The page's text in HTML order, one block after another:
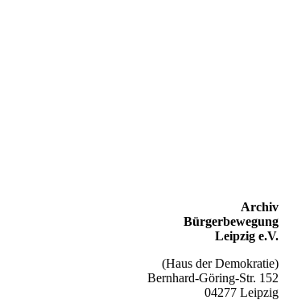
Archiv
Bürgerbewegung
Leipzig e.V.
(Haus der Demokratie)
Bernhard-Göring-Str. 152
04277 Leipzig